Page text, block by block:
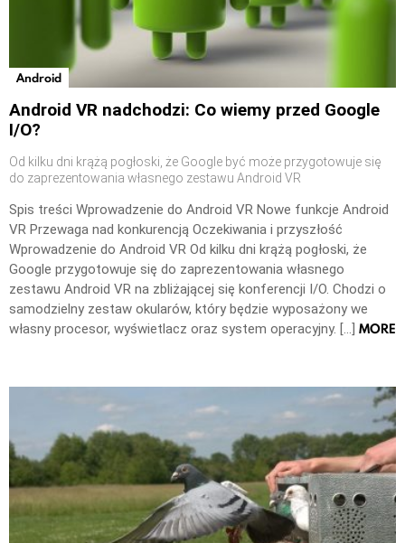
Android
Android VR nadchodzi: Co wiemy przed Google
I/O?
Od kilku dni krążą pogłoski, że Google być może przygotowuje się
do zaprezentowania własnego zestawu Android VR
Spis treści Wprowadzenie do Android VR Nowe funkcje Android
VR Przewaga nad konkurencją Oczekiwania i przyszłość
Wprowadzenie do Android VR Od kilku dni krążą pogłoski, że
Google przygotowuje się do zaprezentowania własnego
zestawu Android VR na zbliżającej się konferencji I/O. Chodzi o
samodzielny zestaw okularów, który będzie wyposażony we
własny procesor, wyświetlacz oraz system operacyjny. […] MORE